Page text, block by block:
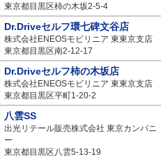
東京都目黒区柿の木坂2-5-4
Dr.Driveセルフ環七碑文谷店
株式会社ENEOSモビリニア 東東京支店
東京都目黒区南2-12-17
Dr.Driveセルフ柿の木坂店
株式会社ENEOSモビリニア 東東京支店
東京都目黒区平町1-20-2
八雲SS
出光リテール販売株式会社 東京カンパニ
ー
東京都目黒区八雲5-13-19